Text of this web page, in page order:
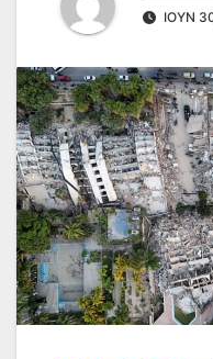
ΙΟΎΝ